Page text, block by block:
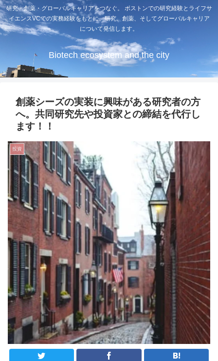
研究・創薬・グローバルキャリアをつなぐ。 ボストンでの研究経験とライフサ
イエンスVCでの実務経験をもとに、研究、創薬、そしてグローバルキャリア
について発信します。
Biotech ecosystem and the city
創薬シーズの実装に興味がある研究者の方
へ。共同研究先や投資家との締結を代行し
ます！！
投資